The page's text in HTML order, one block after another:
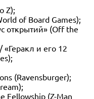
Z);
of Board Games);
открытий» (Off the
«Геракл и его 12
(Ravensburger);
Fellowship (Z-Man